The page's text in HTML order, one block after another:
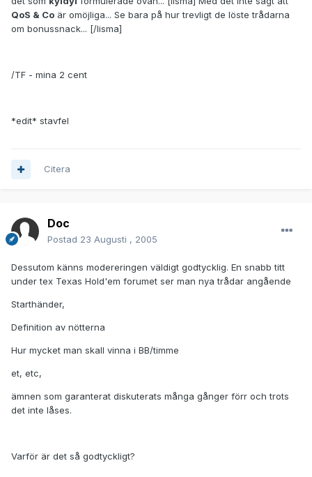
QoS & Co är omöjliga... Se bara på hur trevligt de löste trådarna
om bonussnack... [/lisma]
/TF - mina 2 cent
*edit* stavfel
Citera
Doc
Postad 23 Augusti , 2005
Dessutom känns modereringen väldigt godtycklig. En snabb titt
under tex Texas Hold'em forumet ser man nya trådar angående
Starthänder,
Definition av nötterna
Hur mycket man skall vinna i BB/timme
et, etc,
ämnen som garanterat diskuterats många gånger förr och trots
det inte låses.
Varför är det så godtyckligt?